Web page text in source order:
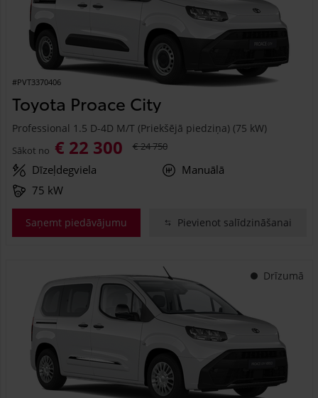
#PVT3370406
Toyota Proace City
Professional 1.5 D-4D M/T (Priekšējā piedziņa) (75 kW)
Sākot no € 22 300 € 24 750
Dīzeļdegviela
Manuālā
75 kW
Saņemt piedāvājumu Pievienot salīdzināšanai
Drīzumā